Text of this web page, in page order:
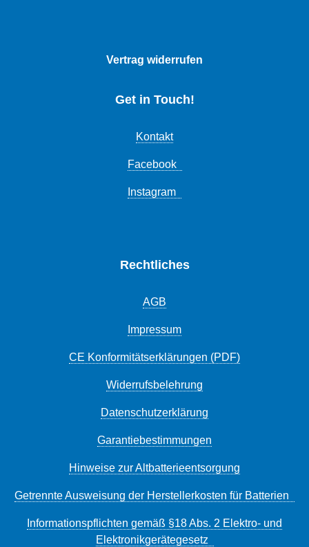
Vertrag widerrufen
Get in Touch!
Kontakt
Facebook
Instagram
Rechtliches
AGB
Impressum
CE Konformitätserklärungen (PDF)
Widerrufsbelehrung
Datenschutzerklärung
Garantiebestimmungen
Hinweise zur Altbatterieentsorgung
Getrennte Ausweisung der Herstellerkosten für Batterien
Informationspflichten gemäß §18 Abs. 2 Elektro- und
Elektronikgerätegesetz